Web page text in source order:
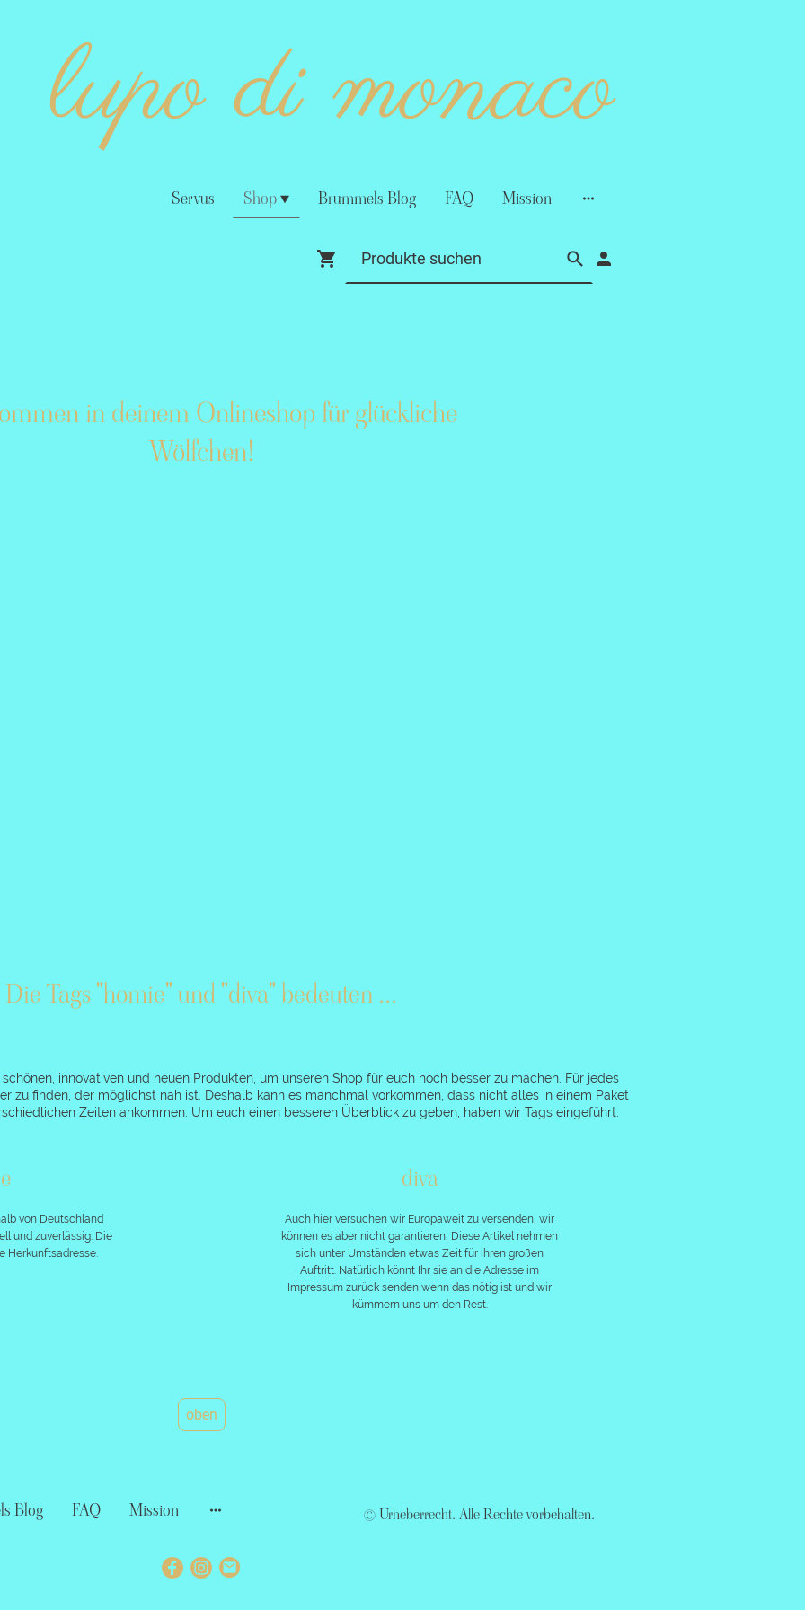
lupo di monaco
Servus Shop Brummels Blog FAQ Mission
in deinem Onlineshop für glückliche
Wölfchen!
Die Tags "homie" und "diva" bedeuten ...
innovativen und neuen Produkten, um unseren Shop für euch noch besser zu machen. Für jedes
zu finden, der möglichst nah ist. Deshalb kann es manchmal vorkommen, dass nicht alles in einem Paket
Zeiten ankommen. Um euch einen besseren Überblick zu geben, haben wir Tags eingeführt.
von Deutschland
und zuverlässig. Die
Herkunftsadresse.
diva
Auch hier versuchen wir Europaweit zu versenden, wir
können es aber nicht garantieren, Diese Artikel nehmen
sich unter Umständen etwas Zeit für ihren großen
Auftritt. Natürlich könnt Ihr sie an die Adresse im
Impressum zurück senden wenn das nötig ist und wir
kümmern uns um den Rest.
oben
Blog FAQ Mission © Urheberrecht. Alle Rechte vorbehalten.